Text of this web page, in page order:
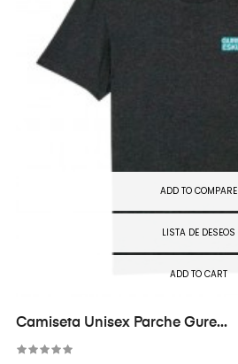
ADD TO COMPARE
LISTA DE DESEOS
ADD TO CART
Camiseta Unisex Parche Gure...